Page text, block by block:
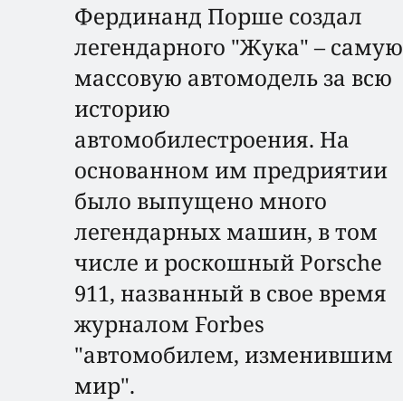
Фердинанд Порше создал
легендарного "Жука" – самую
массовую автомодель за всю
историю
автомобилестроения. На
основанном им предриятии
было выпущено много
легендарных машин, в том
числе и роскошный Porsche
911, названный в свое время
журналом Forbes
"автомобилем, изменившим
мир".